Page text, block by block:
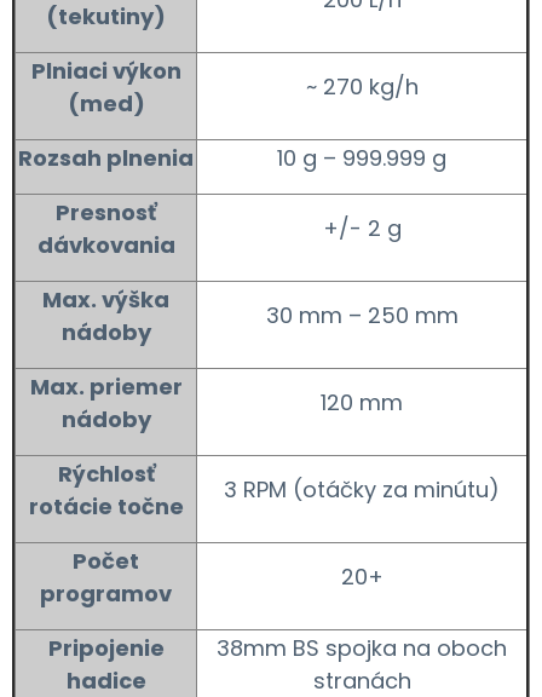
(tekutiny)
Plniaci výkon
(med)
~ 270 kg/h
Rozsah plnenia
10 g – 999.999 g
Presnosť
dávkovania
+/- 2 g
Max. výška
nádoby
30 mm – 250 mm
Max. priemer
nádoby
120 mm
Rýchlosť
rotácie točne
3 RPM (otáčky za minútu)
Počet
programov
20+
Pripojenie
hadice
38mm BS spojka na oboch
stranách